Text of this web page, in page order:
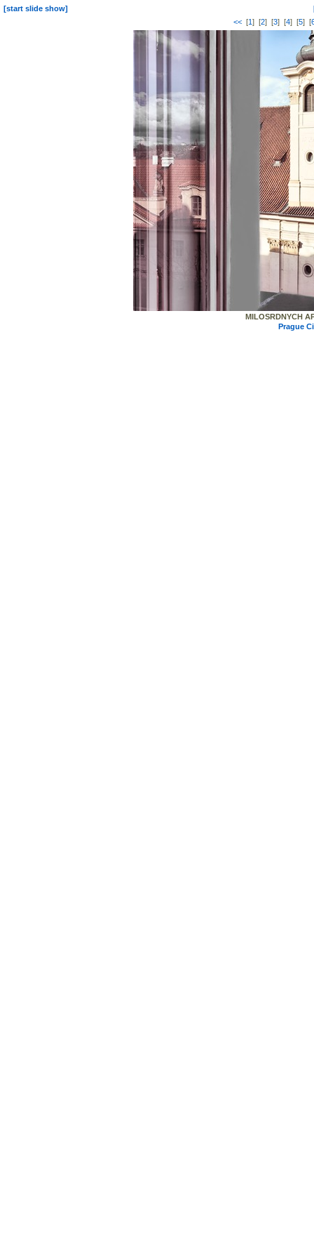
[start slide show]
<< [1] [2] [3] [4] [5] [
MILOSRDNYCH
Prague